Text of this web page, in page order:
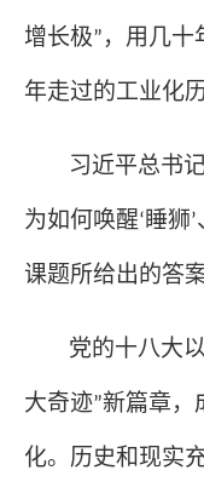
增长极” ，用几十
年走过的工业化
习近平总书
为如何唤醒‘睡狮’
课题所给出的答
党的十八大
大奇迹”新篇章，
化。历史和现实